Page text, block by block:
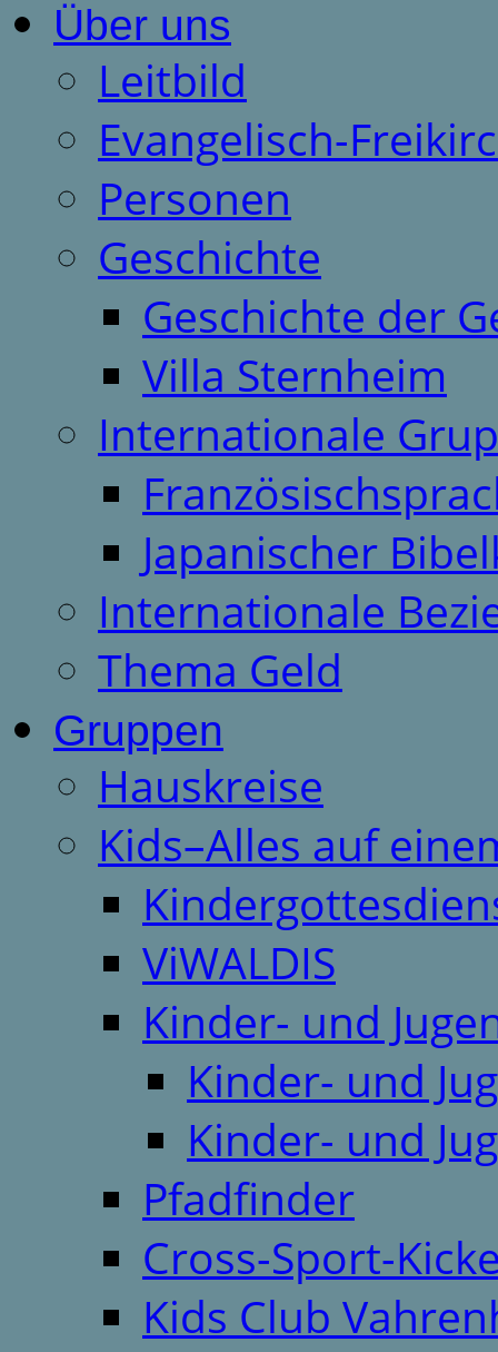
Über uns
Leitbild
Evangelisch-
Personen
Geschichte
Geschichte der
Villa Sternheim
Internationale
Japanischer
Internationale
Thema Geld
Gruppen
Hauskreise
Kids–Alles auf
ViWALDIS
Kinder- und
Kinder- und
Kinder- und
Pfadfinder
Cross-Sport-
Kids Club